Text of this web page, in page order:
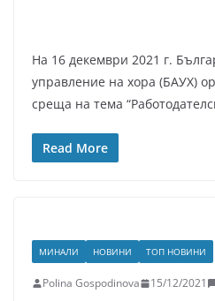
На 16 декември 2021 г.
управление на хора (БАУХ)
среща на тема
Read More
МИНАЛИ НОВИНИ ТОП НОВИНИ
Polina Gospodinova 15/12/2021